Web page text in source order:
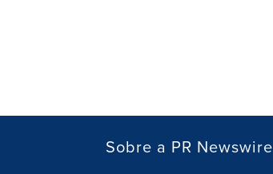
Sobre a PR Newswire